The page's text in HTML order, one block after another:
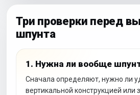
Три проверки перед
шпунта
1. Нужна ли вообще
Сначала определяют, нужно ли
вертикальной конструкцией или